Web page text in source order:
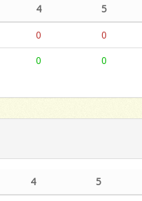
4 5
0 0
0 0
4 5